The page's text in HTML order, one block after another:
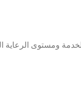
ومستوى